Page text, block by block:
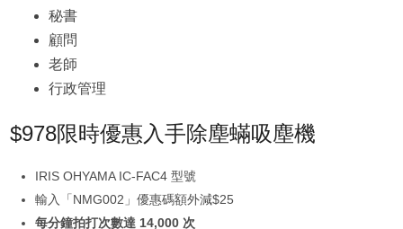
秘書
顧問
老師
行政管理
$978限時優惠入手除塵蟎吸塵機
IRIS OHYAMA IC-FAC4 型號
輸入「NMG002」優惠碼額外減$25
每分鐘拍打次數達 14,000 次